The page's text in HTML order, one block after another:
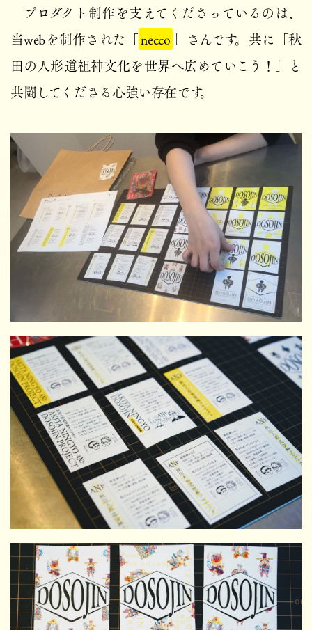
プロダクト制作を支えてくださっているのは、
当webを制作された「necco」さんです。共に「秋
田の人形道祖神文化を世界へ広めていこう！」と
共闘してくださる心強い存在です。